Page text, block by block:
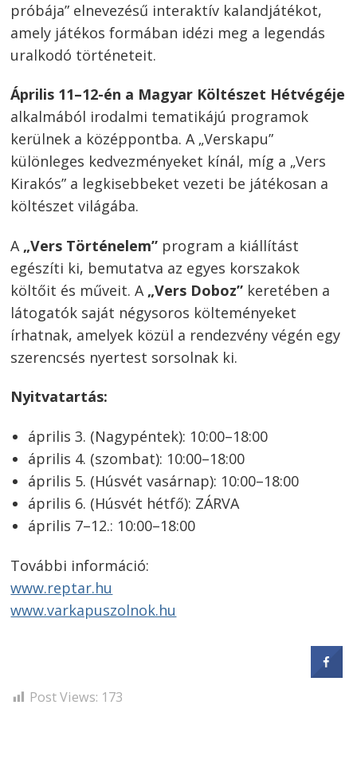
próbája” elnevezésű interaktív kalandjátékot,
amely játékos formában idézi meg a legendás
uralkodó történeteit.
Április 11–12-én a Magyar Költészet Hétvégéje
alkalmából irodalmi tematikájú programok
kerülnek a középpontba. A „Verskapu”
különleges kedvezményeket kínál, míg a „Vers
Kirakós” a legkisebbeket vezeti be játékosan a
költészet világába.
A „Vers Történelem” program a kiállítást
egészíti ki, bemutatva az egyes korszakok
költőit és műveit. A „Vers Doboz” keretében a
látogatók saját négysoros költeményeket
írhatnak, amelyek közül a rendezvény végén egy
szerencsés nyertest sorsolnak ki.
Nyitvatartás:
április 3. (Nagypéntek): 10:00–18:00
április 4. (szombat): 10:00–18:00
április 5. (Húsvét vasárnap): 10:00–18:00
április 6. (Húsvét hétfő): ZÁRVA
április 7–12.: 10:00–18:00
További információ:
www.reptar.hu
www.varkapuszolnok.hu
Post Views: 173